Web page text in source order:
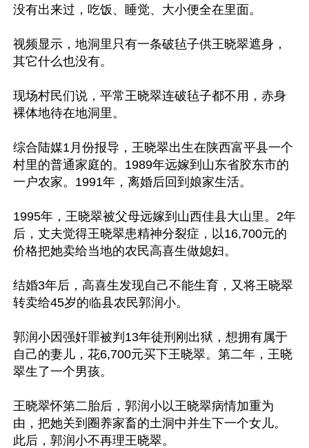
没有出来过，吃饭、睡觉、大小便全在里面。
视频显示，地洞里只有一条破毡子供王晓翠遮身，
其它什么也没有。
现场村民们说，平常王晓翠连破毡子都不用，赤身
裸体地待在地洞里。
综合陆媒1月份报导，王晓翠出生在陕西富平县一个
村里的普通家庭的。1989年远嫁到山东省胶东市的
一户农家。1991年，离婚后回到娘家生活。
1995年，王晓翠被父母远嫁到山西佳县大山里。2年
后，丈夫觉得王晓翠患精神分裂症，以16,700元的
价格把她卖给当地的农民高喜生做媳妇。
结婚3年后，高喜生发现自己不能生育，又将王晓翠
转卖给45岁的临县农民郭润小。
郭润小因强奸罪被判13年徒刑刚出狱，想拥有属于
自己的妻儿，花6,700元买下王晓翠。第二年，王晓
翠生了一个男孩。
王晓翠怀第二胎后，郭润小以王晓翠病情加重为
由，把她关到圈养家畜的土洞中并生下一个女儿。
此后，郭润小不再理王晓翠。